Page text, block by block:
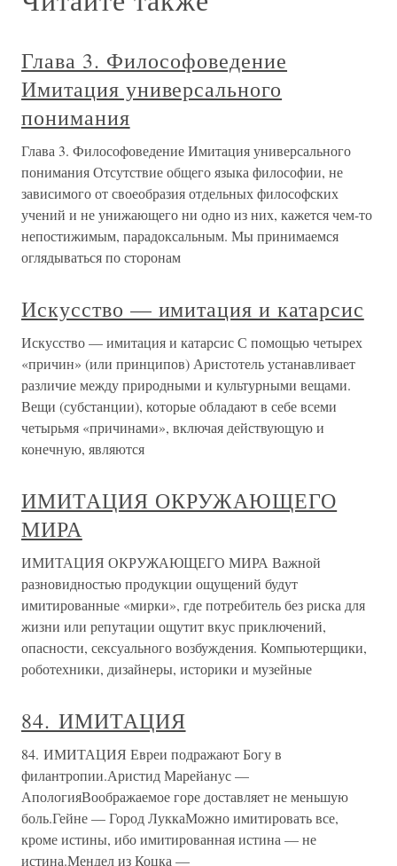
Глава 3. Философоведение
Имитация универсального
понимания
Глава 3. Философоведение Имитация универсального
понимания Отсутствие общего языка философии, не
зависимого от своеобразия отдельных философских
учений и не унижающего ни одно из них, кажется чем-то
непостижимым, парадоксальным. Мы принимаемся
оглядываться по сторонам
Искусство — имитация и катарсис
Искусство — имитация и катарсис С помощью четырех
«причин» (или принципов) Аристотель устанавливает
различие между природными и культурными вещами.
Вещи (субстанции), которые обладают в себе всеми
четырьмя «причинами», включая действующую и
конечную, являются
ИМИТАЦИЯ ОКРУЖАЮЩЕГО
МИРА
ИМИТАЦИЯ ОКРУЖАЮЩЕГО МИРА Важной
разновидностью продукции ощущений будут
имитированные «мирки», где потребитель без риска для
жизни или репутации ощутит вкус приключений,
опасности, сексуального возбуждения. Компьютерщики,
роботехники, дизайнеры, историки и музейные
84. ИМИТАЦИЯ
84. ИМИТАЦИЯ Евреи подражают Богу в
филантропии.Аристид Марейанус —
АпологияВоображаемое горе доставляет не меньшую
боль.Гейне — Город ЛуккаМожно имитировать все,
кроме истины, ибо имитированная истина — не
истина.Мендел из Коцка —